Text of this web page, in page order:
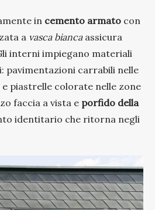
in cemento armato con
a vasca biancaassicura
interni impiegano materiali
pavimentazioni carrabili nelle
piastrelle colorate nelle zone
faccia a vista e porfido della
identitario che ritorna negli